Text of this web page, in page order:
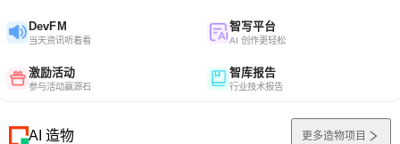
DevFM
当天资讯听着看
智写平台
AI 创作更轻松
激励活动
参与活动赢源石
智库报告
行业技术报告
AI 造物 更多造物项目